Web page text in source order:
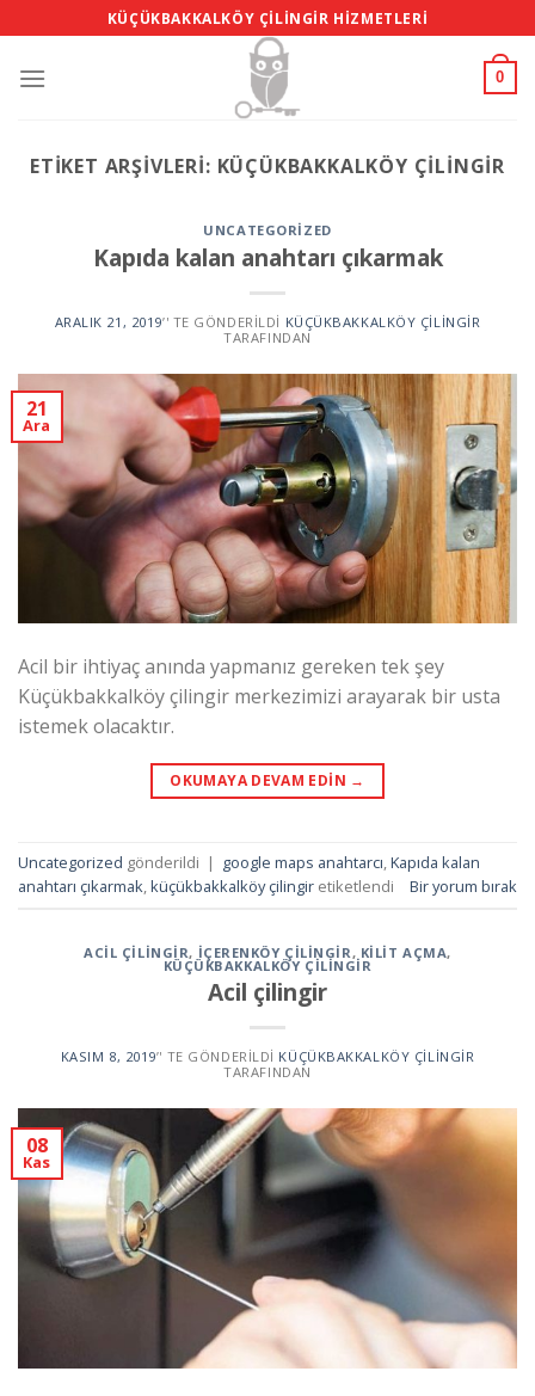
to
content
KÜÇÜKBAKKALKÖY ÇILINGIR HIZMETLERI
0
ETIKET ARŞIVLERI: KÜÇÜKBAKKALKÖY ÇILINGIR
UNCATEGORIZED
Kapıda kalan anahtarı çıkarmak
ARALIK 21, 2019’' TE GÖNDERILDI KÜÇÜKBAKKALKÖY ÇILINGIR
TARAFINDAN
21
Ara
Acil bir ihtiyaç anında yapmanız gereken tek şey
Küçükbakkalköy çilingir merkezimizi arayarak bir usta
istemek olacaktır.
OKUMAYA DEVAM EDIN →
Uncategorized gönderildi | google maps anahtarcı,Kapıda kalan
anahtarı çıkarmak,küçükbakkalköy çilingir etiketlendi Bir yorum bırak
ACIL ÇILINGIR, İÇERENKÖY ÇILINGIR , KILIT AÇMA,
KÜÇÜKBAKKALKÖY ÇILINGIR
Acil çilingir
KASIM 8, 2019’' TE GÖNDERILDI KÜÇÜKBAKKALKÖY ÇILINGIR
TARAFINDAN
08
Kas